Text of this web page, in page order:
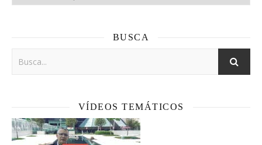
BUSCA
VÍDEOS TEMÁTICOS